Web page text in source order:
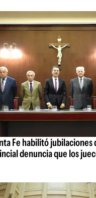
Fe habilitó
denuncia que los